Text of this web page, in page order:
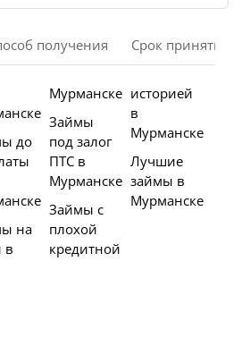
получения Срок принятия
до
на
Мурманске
Займы
под залог
ПТС в
Мурманске
Займы с
плохой
кредитной
историей
в
Мурманске
Лучшие
займы в
Мурманске